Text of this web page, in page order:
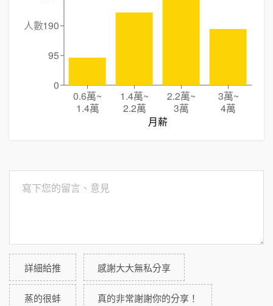
0.6萬~
1.4萬
1.4萬~
2.2萬
2.2萬~
3萬
3萬~
4萬
月薪
0
95
190
人數
詳細給推 感謝大大無私分享
蒸的很蚌 真的非常謝謝你的分享！